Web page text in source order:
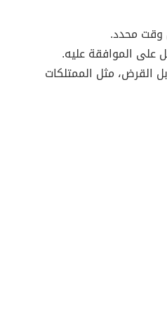
وقت محدد.
على الموافقة عليه.
القرض، مثل الممتلكات